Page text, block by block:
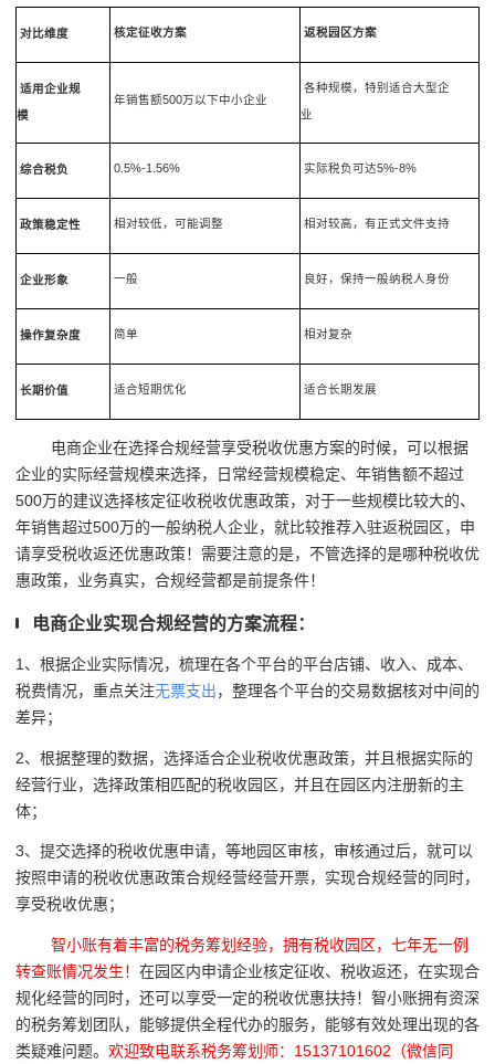
对比维度 核定征收方案 返税园区方案
适用企业规
模
年销售额500万以下中小企业
各种规模，特别适合大型企
业
综合税负 0.5%-1.56% 实际税负可达5%-8%
政策稳定性 相对较低，可能调整 相对较高，有正式文件支持
企业形象 一般 良好，保持一般纳税人身份
操作复杂度 简单 相对复杂
长期价值 适合短期优化 适合长期发展
电商企业在选择合规经营享受税收优惠方案的时候，可以根据
企业的实际经营规模来选择，日常经营规模稳定、年销售额不超过
500万的建议选择核定征收税收优惠政策，对于一些规模比较大的、
年销售超过500万的一般纳税人企业，就比较推荐入驻返税园区，申
请享受税收返还优惠政策！需要注意的是，不管选择的是哪种税收优
惠政策，业务真实，合规经营都是前提条件！
电商企业实现合规经营的方案流程：
1、根据企业实际情况，梳理在各个平台的平台店铺、收入、成本、
税费情况，重点关注无票支出，整理各个平台的交易数据核对中间的
差异；
2、根据整理的数据，选择适合企业税收优惠政策，并且根据实际的
经营行业，选择政策相匹配的税收园区，并且在园区内注册新的主
体；
3、提交选择的税收优惠申请，等地园区审核，审核通过后，就可以
按照申请的税收优惠政策合规经营经营开票，实现合规经营的同时，
享受税收优惠；
智小账有着丰富的税务筹划经验，拥有税收园区，七年无一例
转查账情况发生！ 在园区内申请企业核定征收、税收返还，在实现合
规化经营的同时，还可以享受一定的税收优惠扶持！智小账拥有资深
的税务筹划团队，能够提供全程代办的服务，能够有效处理出现的各
类疑难问题。 欢迎致电联系税务筹划师：15137101602（微信同